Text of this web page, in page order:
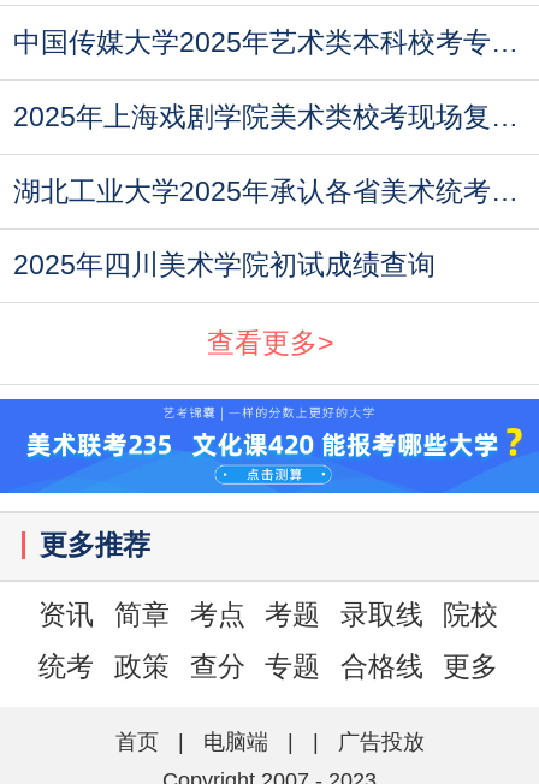
中国传媒大学2025年艺术类本科校考专业招生考
2025年上海戏剧学院美术类校考现场复试考场规
湖北工业大学2025年承认各省美术统考成绩
2025年四川美术学院初试成绩查询
查看更多>
更多推荐
资讯 简章 考点 考题 录取线
院校
统考
政策 查分 专题 合格线 更多
首页 电脑端
广告投放